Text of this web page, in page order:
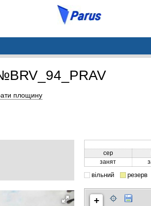
площину
сер
занят
вільний резерв
+